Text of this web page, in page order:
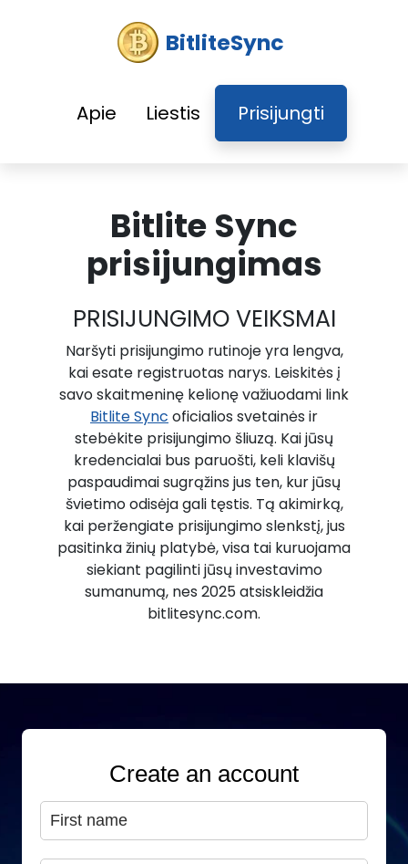
BitliteSync
Apie Liestis Prisijungti
Bitlite Sync
prisijungimas
PRISIJUNGIMO VEIKSMAI
Naršyti prisijungimo rutinoje yra lengva,
kai esate registruotas narys. Leiskitės į
savo skaitmeninę kelionę važiuodami link
Bitlite Sync oficialios svetainės ir
stebėkite prisijungimo šliuzą. Kai jūsų
kredencialai bus paruošti, keli klavišų
paspaudimai sugrąžins jus ten, kur jūsų
švietimo odisėja gali tęstis. Tą akimirką,
kai peržengiate prisijungimo slenkstį, jus
pasitinka žinių platybė, visa tai kuruojama
siekiant pagilinti jūsų investavimo
sumanumą, nes 2025 atsiskleidžia
bitlitesync.com.